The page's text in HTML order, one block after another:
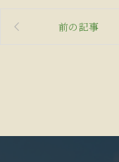
前の記事